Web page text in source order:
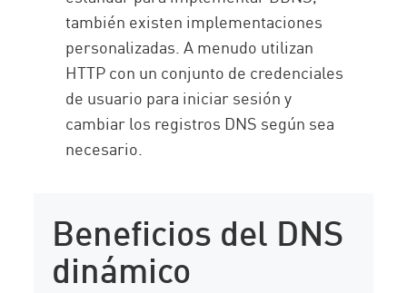
también existen implementaciones
personalizadas. A menudo utilizan
HTTP con un conjunto de credenciales
de usuario para iniciar sesión y
cambiar los registros DNS según sea
necesario.
Beneficios del DNS
dinámico